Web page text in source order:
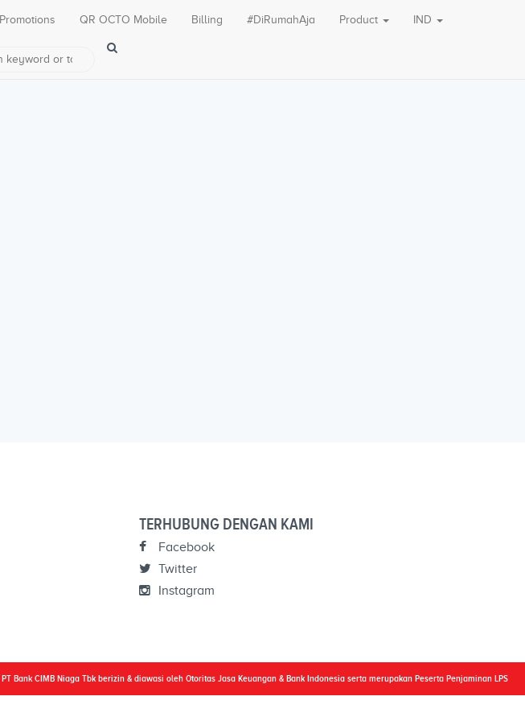
Promotions QR OCTO Mobile Billing #DiRumahAja Product IND
TERHUBUNG DENGAN KAMI
Facebook
Twitter
Instagram
PT Bank CIMB Niaga Tbk berizin & diawasi oleh Otoritas Jasa Keuangan & Bank Indonesia serta merupakan Peserta Penjaminan LPS